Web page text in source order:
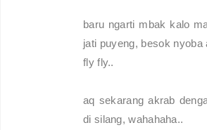
baru ngarti mbak kalo
jati puyeng, besok
fly fly..
aq sekarang akrab
di silang, wahahaha..